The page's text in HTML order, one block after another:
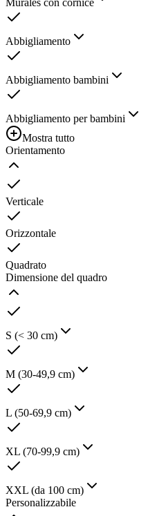
Murales con cornice
Abbigliamento
Abbigliamento bambini
Abbigliamento per bambini
Mostra tutto
Orientamento
Verticale
Orizzontale
Quadrato
Dimensione del quadro
S (< 30 cm)
M (30-49,9 cm)
L (50-69,9 cm)
XL (70-99,9 cm)
XXL (da 100 cm)
Personalizzabile